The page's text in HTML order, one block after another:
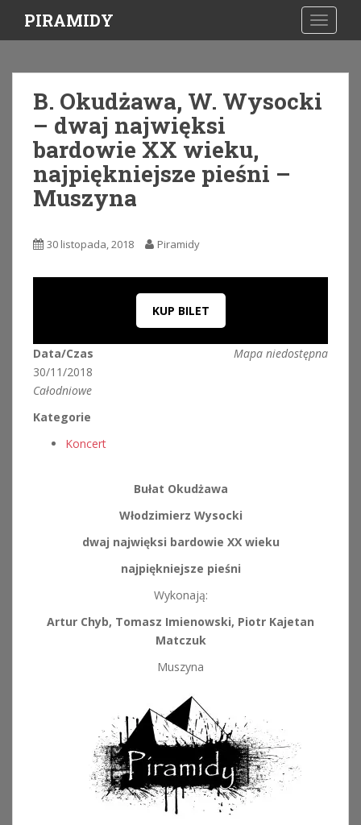
i
PIRAMIDY
B. Okudżawa, W. Wysocki
– dwaj najwięksi
bardowie XX wieku,
najpiękniejsze pieśni –
Muszyna
30 listopada, 2018 Piramidy
KUP BILET
Mapa niedostępna
Data/Czas
30/11/2018
Całodniowe
Kategorie
Koncert
Bułat Okudżawa
Włodzimierz Wysocki
dwaj najwięksi bardowie XX wieku
najpiękniejsze pieśni
Wykonają:
Artur Chyb, Tomasz Imienowski, Piotr Kajetan
Matczuk
Muszyna